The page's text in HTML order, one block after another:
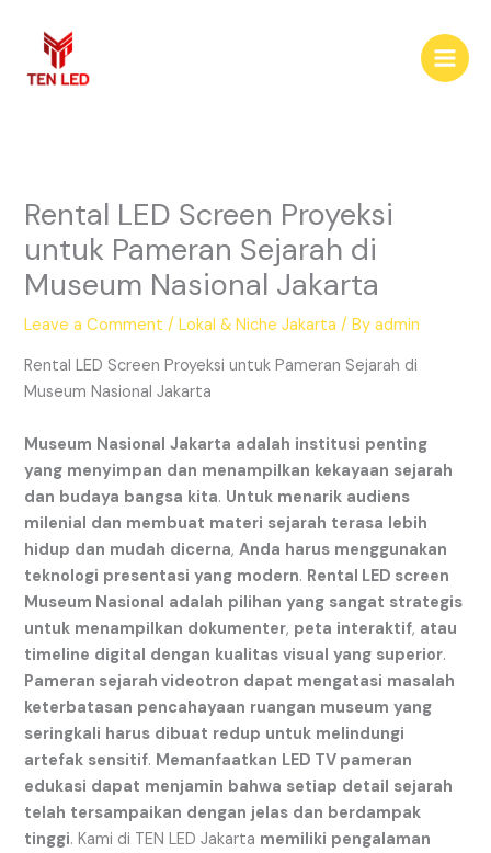
content
Rental LED Screen Proyeksi
untuk Pameran Sejarah di
Museum Nasional Jakarta
Leave a Comment /Lokal & Niche Jakarta / Byadmin
Rental LED Screen Proyeksi untuk Pameran Sejarah di
Museum Nasional Jakarta
Museum Nasional Jakarta adalah institusi penting
yang menyimpan dan menampilkan kekayaan sejarah
dan budaya bangsa kita. Untuk menarik audiens
milenial dan membuat materi sejarah terasa lebih
hidup dan mudah dicerna,Anda harus menggunakan
teknologi presentasi yang modern. Rental LED screen
Museum Nasional adalah pilihan yang sangat strategis
untuk menampilkan dokumenter, peta interaktif, atau
timeline digital dengan kualitas visual yang superior.
Pameran sejarah videotron dapat mengatasi masalah
keterbatasan pencahayaan ruangan museum yang
seringkali harus dibuat redup untuk melindungi
artefak sensitif. Memanfaatkan LED TV pameran
edukasi dapat menjamin bahwa setiap detail sejarah
telah tersampaikan dengan jelas dan berdampak
tinggi. Kami di TEN LED Jakarta memiliki pengalaman